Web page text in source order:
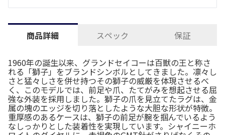
商品詳細 スペック 保証
1960年の誕生以来、グランドセイコーは百獣の王と称さ
れる「獅子」をブランドシンボルとしてきました。凛々し
さと猛々しさを併せ持つその獅子の威厳を体現させるべ
く、このモデルでは、前足や爪、たてがみを想起させる屈
強な外装を採用しました。獅子の爪を見立てたラグは、金
属の塊のエッジを切り落としたような大胆な形状が特徴。
重厚感のあるケースは、獅子の前足が腕を掴んでいるよう
なしっかりとした装着性を実現しています。シャイニーホ